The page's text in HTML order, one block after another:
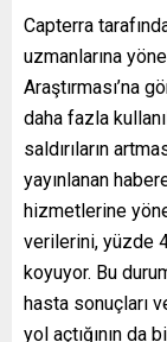
Capterra
uzmanlarına
Araştırması’na
daha fazla
saldırıların
yayınlanan
hizmetlerine
verilerini, yüzde
koyuyor. Bu
hasta sonuçları
yol açtığının